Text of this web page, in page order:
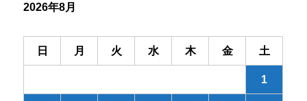
ン
2026年8月
日 月 火 水 木 金 土
1